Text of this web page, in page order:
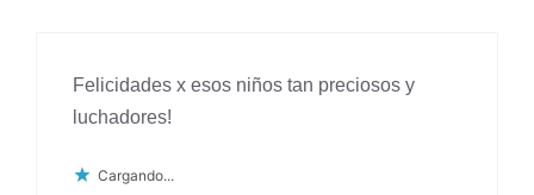
Felicidades x esos niños tan preciosos y
luchadores!
Cargando...